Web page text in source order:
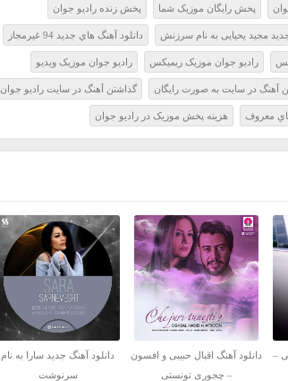
پخش رايگان موزيک شما پخش زنده راديو جوان
مجید یحیایی به نام سرزنش دانلود آهنگ هاي جديد 94 غيرمجاز
راديو جوان موزيک ريميکس راديو جوان موزيک ويديو
آهنگ در سايت به صورت رايگان گذاشتن آهنگ در سايت راديو جوان
معروف هزينه پخش موزيک در راديو جوان
–
دانلود آهنگ اقبال حبیبی و افسون
– چجوری تونستی
دانلود آهنگ جدید سارا به نام
سرنوشت